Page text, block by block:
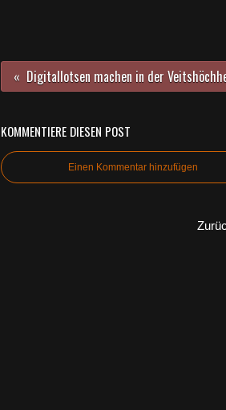
KOMMENTIERE DIESEN POST
Einen Kommentar hinzufügen